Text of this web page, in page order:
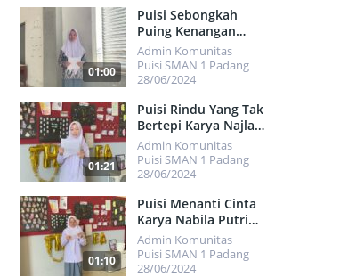
506
486
01:00
Puisi Sebongkah
Puing Kenangan
Karya Patricia
Fawwazah Putri
Fernando
Admin Komunitas
Puisi SMAN 1 Padang
28/06/2024
505
01:21
Puisi Rindu Yang Tak
Bertepi Karya Najla
Alifah Rahsya
Admin Komunitas
Puisi SMAN 1 Padang
28/06/2024
01:10
Puisi Menanti Cinta
Karya Nabila Putri
Ziyandri
Admin Komunitas
Puisi SMAN 1 Padang
28/06/2024